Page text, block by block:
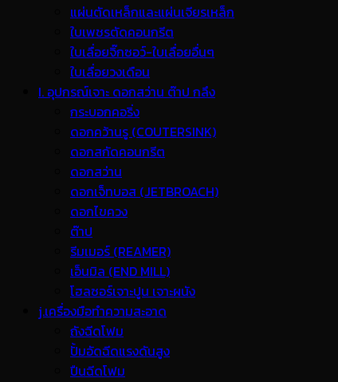
แผ่นตัดเหล็กและแผ่นเจียรเหล็ก
ใบเพชรตัดคอนกรีต
ใบเลื่อยจิ๊กซอว์-ใบเลื่อยอื่นๆ
ใบเลื่อยวงเดือน
I. อุปกรณ์เจาะ ดอกสว่าน ต๊าป กลึง
กระบอกคอริ่ง
ดอกคว้านรู (COUTERSINK)
ดอกสกัดคอนกรีต
ดอกสว่าน
ดอกเจ็ทบอส (JETBROACH)
ดอกไขควง
ต๊าป
รีมเมอร์ (REAMER)
เอ็นมิล (END MILL)
โฮลซอร์เจาะปูน เจาะผนัง
j.เครื่องมือทำความสะอาด
ถังฉีดโฟม
ปั้มอัดฉีดแรงดันสูง
ปืนฉีดโฟม